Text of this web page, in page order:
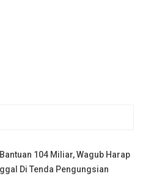
104 Miliar, Wagub Harap
Di Tenda Pengungsian